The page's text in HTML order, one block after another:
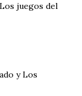
juegos del
y Los